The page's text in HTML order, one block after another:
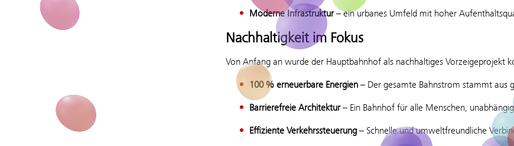
Moderne Infrastruktur– ein urbanes Umfeld mit hoher
Nachhaltigkeit im Fokus
Von Anfang an wurde der Hauptbahnhof als nachhaltiges Vorzeigeprojekt
100 % erneuerbare Energien – Der gesamte Bahnstrom stammt aus
Barrierefreie Architektur– Ein Bahnhof für alle Menschen,
Effiziente Verkehrssteuerung – Schnelle und umweltfreundliche